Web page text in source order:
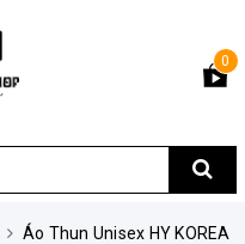
0
Áo Thun Unisex HY KOREA